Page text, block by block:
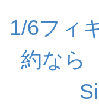
1/6フィ
約なら